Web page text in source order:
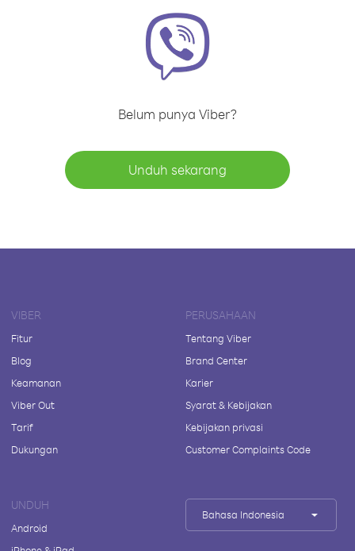
Belum punya Viber?
Unduh sekarang
VIBER
Fitur
Blog
Keamanan
Viber Out
Tarif
Dukungan
PERUSAHAAN
Tentang Viber
Brand Center
Karier
Syarat & Kebijakan
Kebijakan privasi
Customer Complaints Code
UNDUH
Android
Bahasa Indonesia